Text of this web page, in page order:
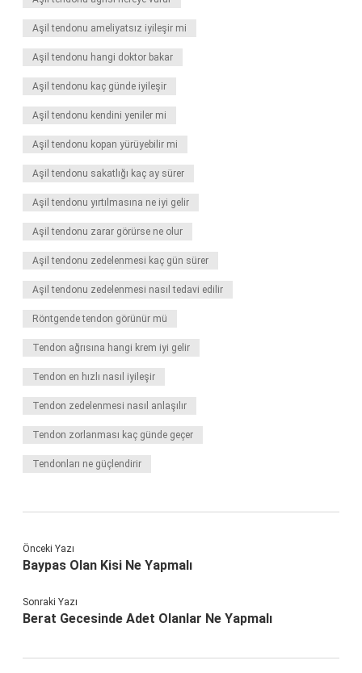
Aşil tendonu ameliyatsız iyileşir mi
Aşil tendonu hangi doktor bakar
Aşil tendonu kaç günde iyileşir
Aşil tendonu kendini yeniler mi
Aşil tendonu kopan yürüyebilir mi
Aşil tendonu sakatlığı kaç ay sürer
Aşil tendonu yırtılmasına ne iyi gelir
Aşil tendonu zarar görürse ne olur
Aşil tendonu zedelenmesi kaç gün sürer
Aşil tendonu zedelenmesi nasıl tedavi edilir
Röntgende tendon görünür mü
Tendon ağrısına hangi krem iyi gelir
Tendon en hızlı nasıl iyileşir
Tendon zedelenmesi nasıl anlaşılır
Tendon zorlanması kaç günde geçer
Tendonları ne güçlendirir
Önceki Yazı
Baypas Olan Kisi Ne Yapmalı
Sonraki Yazı
Berat Gecesinde Adet Olanlar Ne Yapmalı